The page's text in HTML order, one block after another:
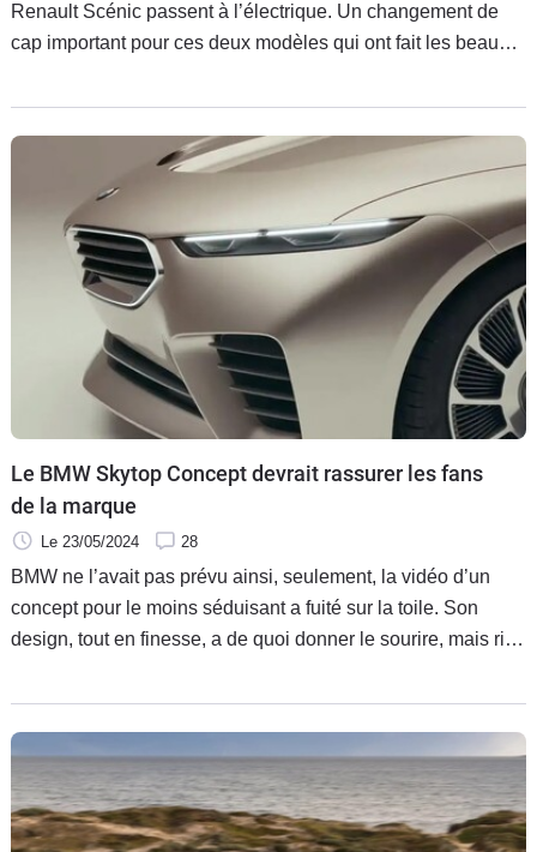
Renault Scénic passent à l’électrique. Un changement de
cap important pour ces deux modèles qui ont fait les beaux
stratégique
Le BMW Skytop Concept devrait rassurer les fans
de la marque
Le 23/05/2024 28
BMW ne l’avait pas prévu ainsi, seulement, la vidéo d’un
concept pour le moins séduisant a fuité sur la toile. Son
design, tout en finesse, a de quoi donner le sourire, mais rien